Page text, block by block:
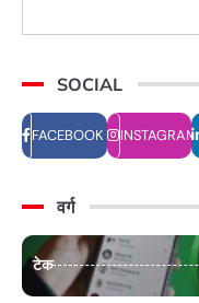
SOCIAL
FACEBOOK INSTAGRAM
वर्ग
टेक